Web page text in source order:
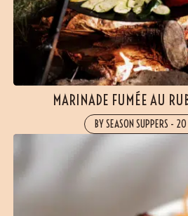
MARINADE FUMÉE AU
BY SEASON SUPPERS - 20